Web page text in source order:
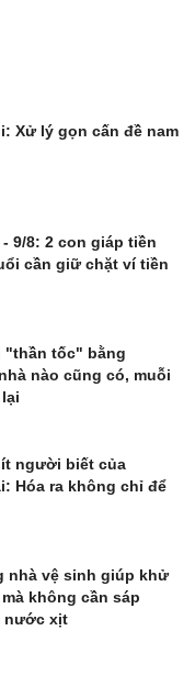
Xử lý gọn cấn đề nam
9/8: 2 con giáp tiền
cần giữ chặt ví tiền
"thần tốc" bằng
nào cũng có, muỗi
người biết của
Hóa ra không chỉ để
nhà vệ sinh giúp khử
không cần sáp
nước xịt